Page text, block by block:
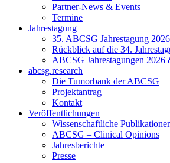
Partner-News & Events
Termine
Jahrestagung
35. ABCSG Jahrestagung 2026
Rückblick auf die 34.
ABCSG Jahrestagungen
abcsg.research
Die Tumorbank der ABCSG
Projektantrag
Kontakt
Veröffentlichungen
Wissenschaftliche
ABCSG – Clinical Opinions
Jahresberichte
Presse